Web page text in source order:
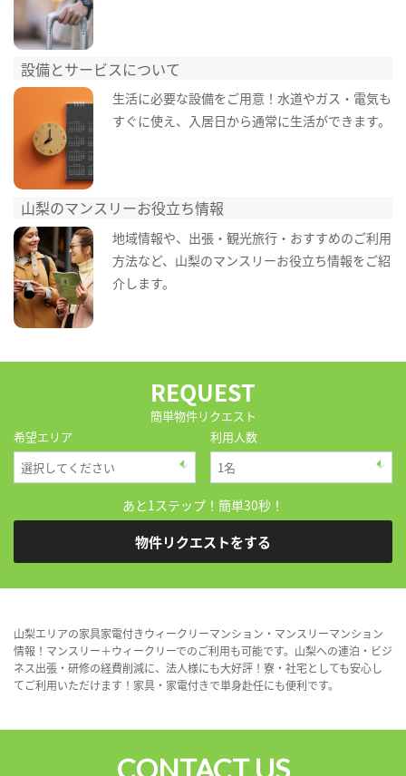
設備とサービスについて
生活に必要な設備をご用意！水道やガス・電気も
すぐに使え、入居日から通常に生活ができます。
山梨のマンスリーお役立ち情報
地域情報や、出張・観光旅行・おすすめのご利用
方法など、山梨のマンスリーお役立ち情報をご紹
介します。
REQUEST
簡単物件リクエスト
希望エリア
利用人数
あと1ステップ！簡単30秒！
物件リクエストをする
山梨エリアの家具家電付きウィークリーマンション・マンスリーマンション
情報！マンスリー＋ウィークリーでのご利用も可能です。山梨への連泊・ビジ
ネス出張・研修の経費削減に、法人様にも大好評！寮・社宅としても安心し
てご利用いただけます！家具・家電付きで単身赴任にも便利です。
CONTACT US